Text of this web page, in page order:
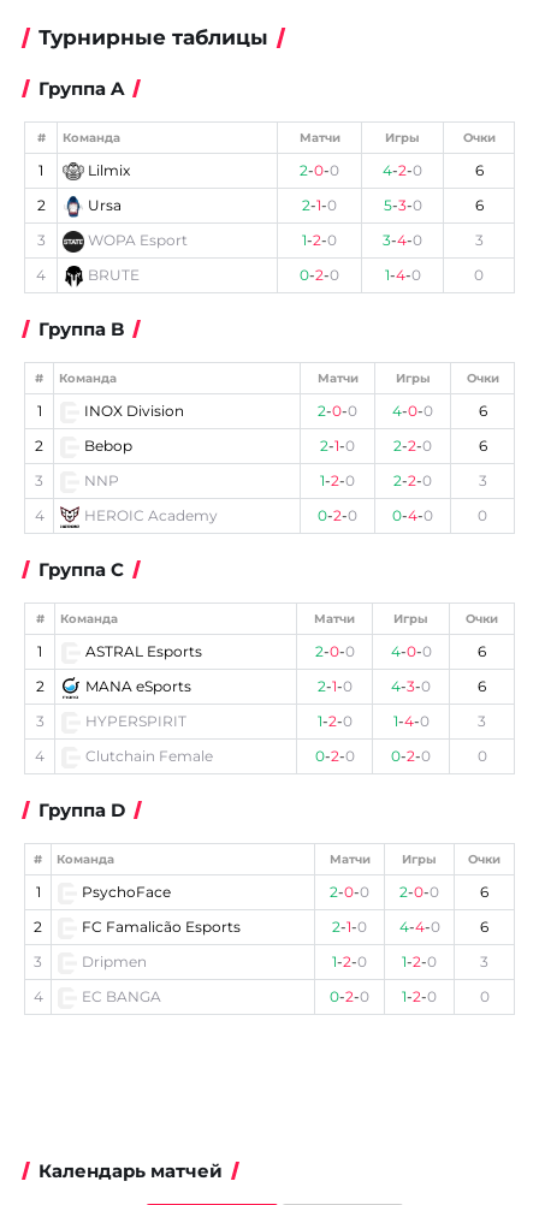
Турнирные таблицы
Группа A
# Команда Матчи Игры Очки
1 Lilmix 2-0-0 4-2-0
6
2
Ursa 2-1-0 5-3-0
6
3
WOPA Esport 1-2-0 3-4-0
3
4
BRUTE 0-2-0 1-4-0 0
Группа B
# Команда Матчи Игры Очки
1 INOX Division 2-0-0 4-0-0
6
2
Bebop 2-1-0 2-2-0
6
3
NNP 1-2-0 2-2-0
3
4
HEROIC Academy 0-2-0 0-4-0 0
Группа C
# Команда Матчи Игры Очки
1 ASTRAL Esports 2-0-0 4-0-0
6
2
MANA eSports 2-1-0 4-3-0
6
3
HYPERSPIRIT 1-2-0 1-4-0
3
4
Clutchain Female 0-2-0 0-2-0 0
Группа D
# Команда Матчи Игры Очки
1 PsychoFace 2-0-0 2-0-0
6
2
FC Famalicão Esports 2-1-0 4-4-0
6
3
Dripmen 1-2-0 1-2-0
3
4
EC BANGA 0-2-0 1-2-0 0
Календарь матчей